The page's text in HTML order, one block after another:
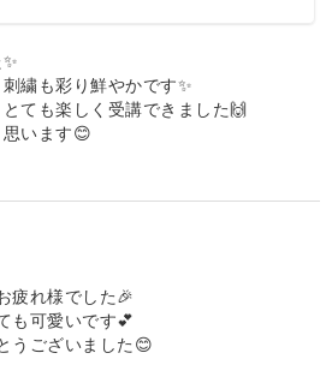
繍も彩り鮮やかです✨
ても楽しく受講できました🙌
います😊
疲れ様でした🎉
も可愛いです💕
うございました😊